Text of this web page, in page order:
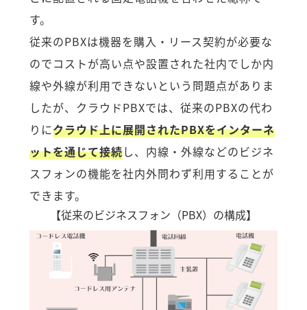
す。
従来のPBXは機器を購入・リース契約が必要な
のでコストが高い点や設置された社内でしか内
線や外線が利用できないという問題点がありま
したが、クラウドPBXでは、従来のPBXの代わ
りにクラウド上に展開されたPBXをインターネ
ットを通じて接続し、内線・外線などのビジネ
スフォンの機能を社内外問わず利用することが
できます。
【従来のビジネスフォン（PBX）の構成】